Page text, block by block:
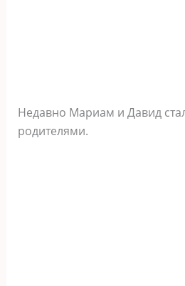
Недавно Мариам и Давид
родителями.